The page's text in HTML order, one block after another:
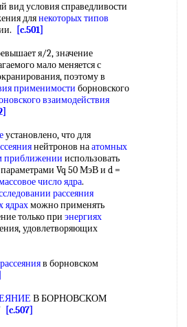
условия справедливости
длянекоторых типов
[c.501]
я/2, значение
мало меняется с
поэтому в
применимости борновского
взаимодействия
установлено, что для
нейтронов наатомных
приближении использовать
Vq 50 МэВ и d =
число ядра.
рассеяния
ядрахможно применять
только при энергиях
удовлетворяющих
в борновском
В БОРНОВСКОМ
[c.507]